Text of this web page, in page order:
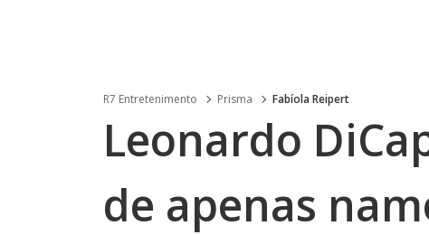
R7 Entretenimento Prisma Fabíola Reipert
Leonardo
de apenas